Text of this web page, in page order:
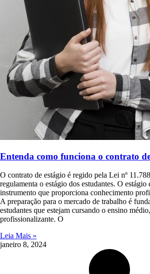
Entenda como funciona o contrato
O contrato de estágio é regido pela Lei nº
regulamenta o estágio dos estudantes. O
instrumento que proporciona conhecimento
A preparação para o mercado de trabalho é
estudantes que estejam cursando o ensino
profissionalizante. O
Leia Mais »
janeiro 8, 2024